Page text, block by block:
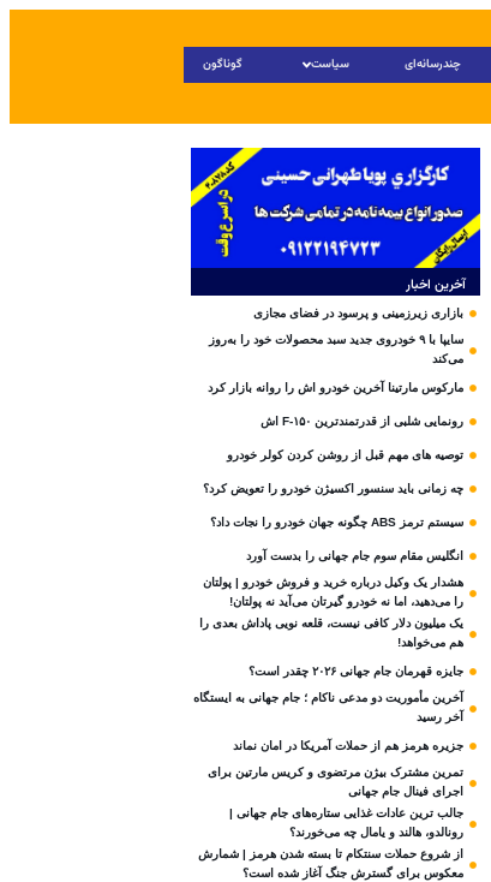
چندرسانه‌ای سیاست گوناگون
آخرین اخبار
بازاری زیرزمینی و پرسود در فضای مجازی
سایپا با ۹ خودروی جدید سبد محصولات خود را به‌روز
می‌کند
مارکوس مارتینا آخرین خودرو اش را روانه بازار کرد
رونمایی شلبی از قدرتمندترین F-۱۵۰ اش
توصیه های مهم قبل از روشن کردن کولر خودرو
چه زمانی باید سنسور اکسیژن خودرو را تعویض کرد؟
سیستم ترمز ABS چگونه جهان خودرو را نجات داد؟
انگلیس مقام سوم جام‌ جهانی را بدست آورد
هشدار یک وکیل درباره خرید و فروش خودرو | پولتان
را می‌دهید، اما نه خودرو گیرتان می‌آید نه پولتان!
یک میلیون دلار کافی نیست، قلعه‌ نویی پاداش بعدی را
هم می‌خواهد!
جایزه قهرمان جام جهانی ۲۰۲۶ چقدر است؟
آخرین مأموریت دو مدعی ناکام ؛ جام جهانی به ایستگاه
آخر رسید
جزیره هرمز هم از حملات آمریکا در امان نماند
تمرین مشترک بیژن مرتضوی و کریس مارتین برای
اجرای فینال جام جهانی
جالب ترین عادات غذایی ستاره‌های جام جهانی |
رونالدو، هالند و یامال چه می‌خورند؟
از شروع حملات سنتکام تا بسته شدن هرمز | شمارش
معکوس برای گسترش جنگ آغاز شده است؟